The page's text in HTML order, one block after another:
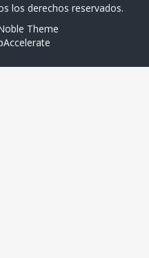
los derechos reservados.
Theme